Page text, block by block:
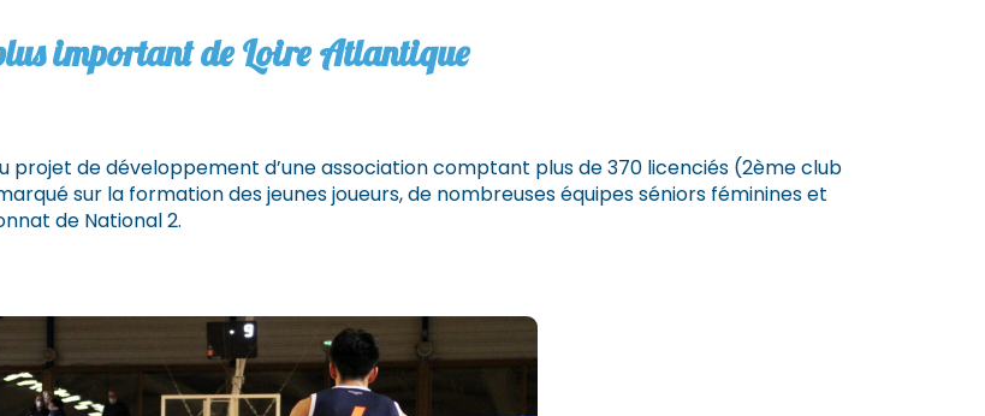
important de Loire Atlantique
de développement d’une association comptant plus de 370 licenciés (2ème club
sur la formation des jeunes joueurs, de nombreuses équipes séniors féminines et
de National 2.